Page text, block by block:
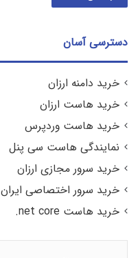
دسترسی آسان
خرید دامنه ارزان
خرید هاست ارزان
خرید هاست وردپرس
نمایندگی هاست سی پنل
خرید سرور مجازی ارزان
خرید سرور اختصاصی ایران
خرید هاست net core.